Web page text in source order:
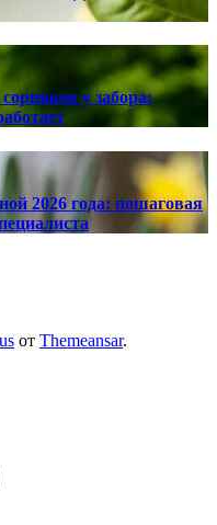
у забора:
2026 года: пошаговая
от Themeansar.